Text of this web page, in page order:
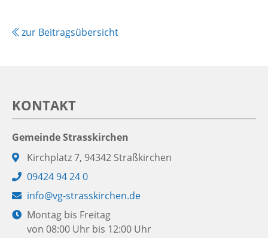
zur Beitragsübersicht
KONTAKT
Gemeinde Strasskirchen
Adresse:
Kirchplatz 7, 94342 Straßkirchen
Telefon:
09424 94 24 0
E-
Mail:
info@vg-strasskirchen.de
Öffnungszeiten:
Montag bis Freitag
von 08:00 Uhr bis 12:00 Uhr